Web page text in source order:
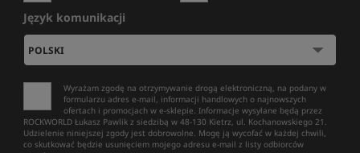
Język komunikacji
Wyrażam zgodę na otrzymywanie drogą elektroniczną, na podany w
formularzu adres e-mail, informacji handlowych o najnowszych
ofertach i promocjach w e-sklepie. Informacje wysyłane będą przez
ROCKWORLD Łukasz Pawlik z siedzibą w 48-130 Kietrz, ul. Kochanowskiego 21.
Udzielenie niniejszej zgody jest dobrowolne. Mogę ją wycofać w każdej chwili,
co skutkować będzie usunięciem mojego adresu e-mail z listy odbiorców